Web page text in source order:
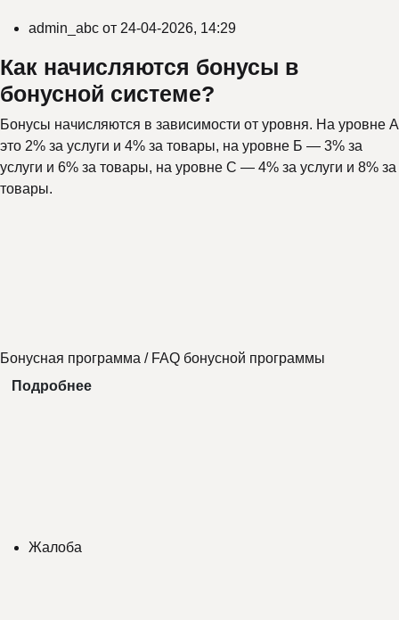
admin_abc от 24-04-2026, 14:29
Как начисляются бонусы в
бонусной системе?
Бонусы начисляются в зависимости от уровня. На уровне A
это 2% за услуги и 4% за товары, на уровне Б — 3% за
услуги и 6% за товары, на уровне C — 4% за услуги и 8% за
товары.
Бонусная программа / FAQ бонусной программы
Подробнее
Жалоба